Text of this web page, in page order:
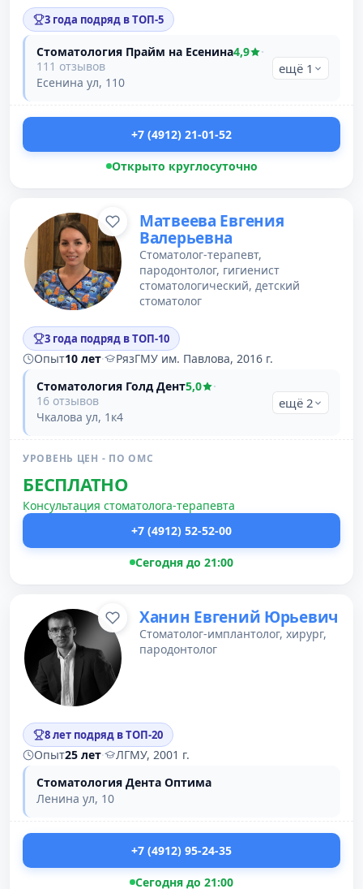
3 года подряд в ТОП-5
Стоматология Прайм на Есенина4,9
·
111 отзывов
Есенина ул, 110
ещё 1
+7 (4912) 21-01-52
Открыто круглосуточно
Матвеева Евгения
Валерьевна
Стоматолог-терапевт,
пародонтолог, гигиенист
стоматологический, детский
стоматолог
3 года подряд в ТОП-10
Опыт10 лет·
РязГМУ им. Павлова, 2016 г.
Стоматология Голд Дент5,0
·
16 отзывов
Чкалова ул, 1к4
ещё 2
УРОВЕНЬ ЦЕН - ПО ОМС
БЕСПЛАТНО
Консультация стоматолога-терапевта
+7 (4912) 52-52-00
Сегодня до 21:00
Ханин Евгений Юрьевич
Стоматолог-имплантолог, хирург,
пародонтолог
8 лет подряд в ТОП-20
Опыт25 лет·
ЛГМУ, 2001 г.
Стоматология Дента Оптима
Ленина ул, 10
+7 (4912) 95-24-35
Сегодня до 21:00